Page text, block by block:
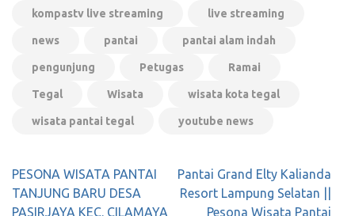
kompastv live streaming live streaming
news pantai pantai alam indah
pengunjung Petugas Ramai
Tegal Wisata wisata kota tegal
wisata pantai tegal youtube news
Navigasi
pos
PESONA WISATA PANTAI
TANJUNG BARU DESA
PASIRJAYA KEC. CILAMAYA
Pantai Grand Elty Kalianda
Resort Lampung Selatan ||
Pesona Wisata Pantai